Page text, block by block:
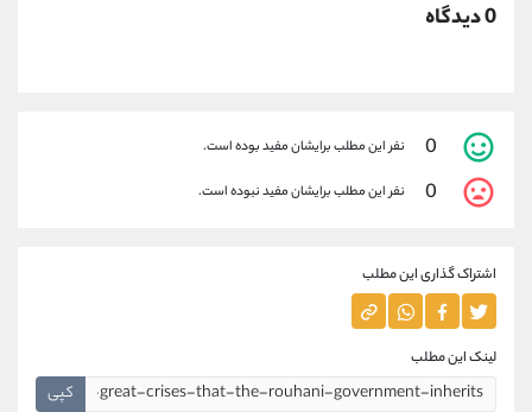
0 دیدگاه
0 نفر این مطلب برایشان مفید بوده است.
0 نفر این مطلب برایشان مفید نبوده است.
اشتراک گذاری این مطلب
لینک این مطلب
کپی